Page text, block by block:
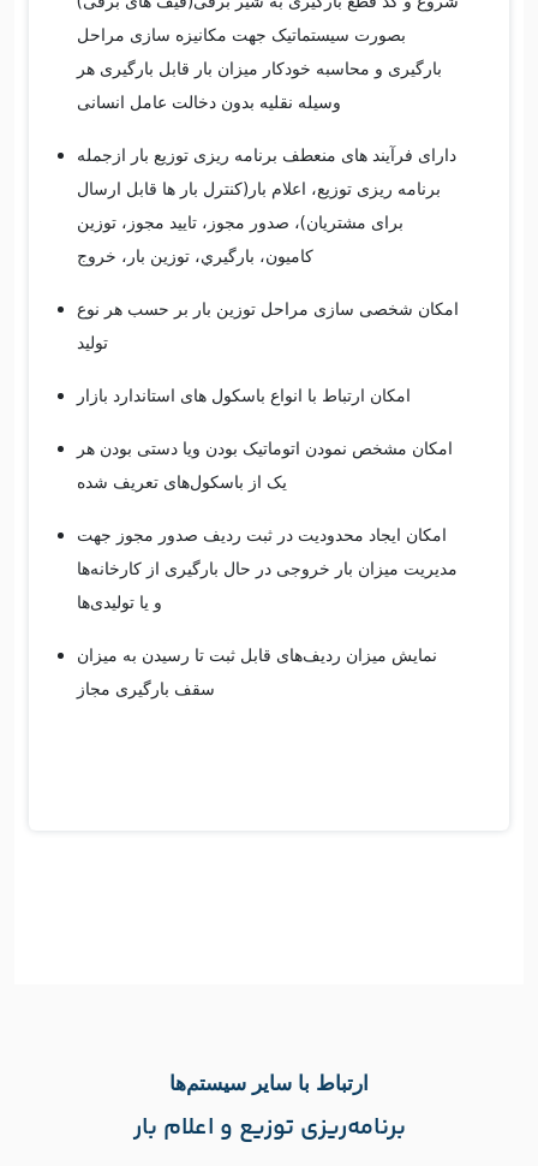
بصورت سیستماتیک جهت مکانیزه سازی مراحل
بارگیری و محاسبه خودکار میزان بار قابل بارگیری هر
وسیله نقلیه بدون دخالت عامل انسانی
دارای فرآیند های منعطف برنامه ریزی توزیع بار ازجمله
برنامه ریزی توزیع، اعلام بار(کنترل بار ها قابل ارسال
برای مشتریان)، صدور مجوز، تاييد مجوز، توزين
کاميون، بارگيري، توزين بار، خروج
امکان شخصی سازی مراحل توزین بار بر حسب هر نوع
تولید
امکان ارتباط با انواع باسکول های استاندارد بازار
امکان مشخص نمودن اتوماتیک بودن ویا دستی بودن هر
یک از باسکول‌های تعریف شده
امکان ایجاد محدودیت در ثبت ردیف صدور مجوز جهت
مدیریت میزان بار خروجی در حال بارگیری از کارخانه‌ها
و یا تولیدی‌ها
نمایش میزان ردیف‌های قابل ثبت تا رسیدن به میزان
سقف بارگیری مجاز
ارتباط با سایر سیستم‌ها
برنامه‌ریزی توزیع و اعلام بار